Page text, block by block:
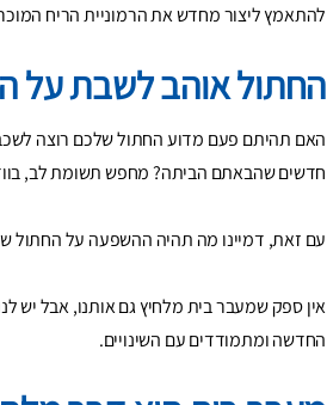
להתאמץ ליצור מחדש את הרמוניית הריח
החתול אוהב לשבת על
האם תהיתם פעם מדוע החתול שלכם רוצה
חדשים שהבאתם הביתה? מחפש תשומת לב,
עם זאת, דמיינו מה תהיה ההשפעה על החתול
אין ספק שמעבר בית מלחיץ גם אותנו, אבל יש
החדשה ומתמודדים עם השינויים.